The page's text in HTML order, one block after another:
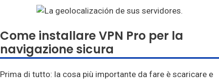
Come installare VPN Pro per la
navigazione sicura
Prima di tutto: la cosa più importante da fare è scaricare e